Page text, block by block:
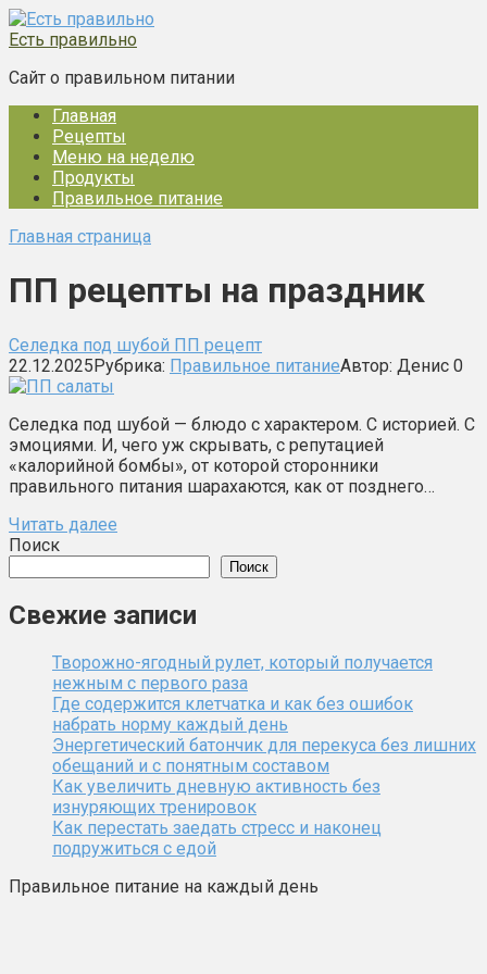
Перейти
к
Есть правильно
Сайт о правильном питании
Главная
Рецепты
Меню на неделю
Продукты
Правильное питание
Главная страница
ПП рецепты на праздник
Селедка под шубой ПП рецепт
22.12.2025Рубрика: Правильное питаниеАвтор: Денис 0
Селедка под шубой — блюдо с характером. С историей. С
эмоциями. И, чего уж скрывать, с репутацией
«калорийной бомбы», от которой сторонники
правильного питания шарахаются, как от позднего…
Читать далее
Поиск
Поиск
Свежие записи
Творожно-ягодный рулет, который получается
нежным с первого раза
Где содержится клетчатка и как без ошибок
набрать норму каждый день
Энергетический батончик для перекуса без лишних
обещаний и с понятным составом
Как увеличить дневную активность без
изнуряющих тренировок
Как перестать заедать стресс и наконец
подружиться с едой
Правильное питание на каждый день